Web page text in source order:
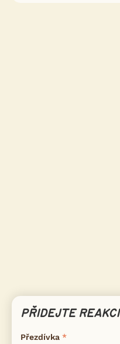
PŘIDEJTE REAKCI
Přezdívka